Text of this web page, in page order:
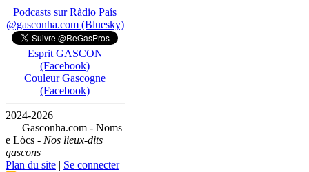
Podcasts sur Ràdio País
@gasconha.com (Bluesky)
Esprit GASCON
(Facebook)
Couleur Gascogne
(Facebook)
2024-2026
— Gasconha.com - Noms
e Lòcs - Nos lieux-dits
gascons
Plan du site | Se connecter|